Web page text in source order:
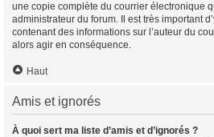
une copie complète du courrier électronique
administrateur du forum. Il est très important
contenant des informations sur l’auteur du
alors agir en conséquence.
Haut
Amis et ignorés
À quoi sert ma liste d’amis et d’ignorés ?